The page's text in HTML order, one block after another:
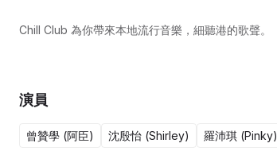
Chill Club 為你帶來本地流行音樂，細聽港的歌聲。
演員
曾贊學 (阿臣) 沈殷怡 (Shirley) 羅沛琪 (Pinky)